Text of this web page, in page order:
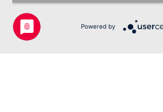
vorbehalten.
Powered by